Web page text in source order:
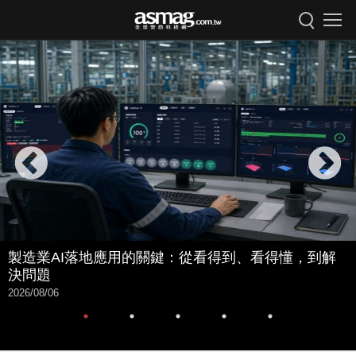
製造業AI落地應用的關鍵：從看得到、看得懂，到解
決問題
2026/08/06